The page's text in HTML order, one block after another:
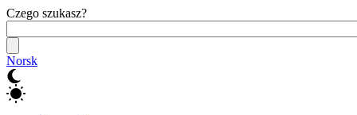
Czego szukasz?
Norsk